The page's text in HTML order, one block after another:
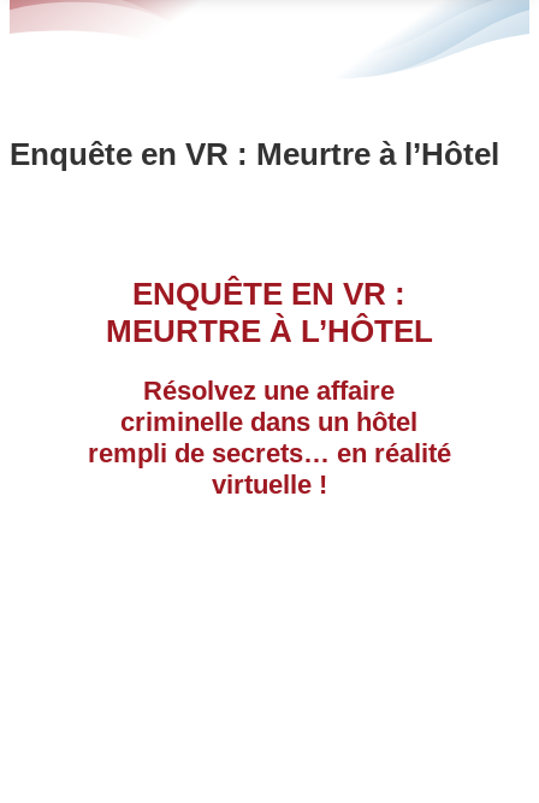
Enquête en VR : Meurtre à l’Hôtel
ENQUÊTE EN VR :
MEURTRE À L’HÔTEL
Résolvez une affaire
criminelle dans un hôtel
rempli de secrets… en réalité
virtuelle !